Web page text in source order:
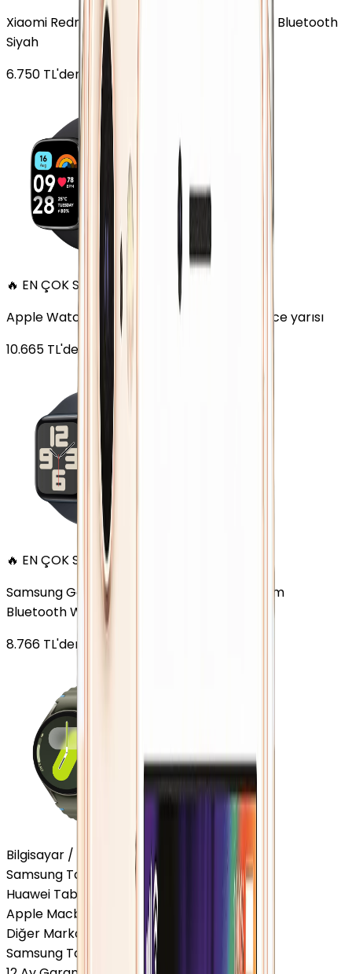
Xiaomi Redmi Watch 3 Active Plastik 47mm Bluetooth
Siyah
6.750 TL'den başlayan fiyatlar
🔥 EN ÇOK SATAN
Apple Watch SE Alüminyum 44mm GPS Gece yarısı
10.665 TL'den
🔥 EN ÇOK SATAN
Samsung Galaxy Watch 7 Alüminyum 44 mm
Bluetooth Wi-Fi Yeşil
8.766 TL'den
Bilgisayar / Tablet
Samsung Tablet
Huawei Tablet
Apple Macbook
Diğer Markalar
Samsung Tablet